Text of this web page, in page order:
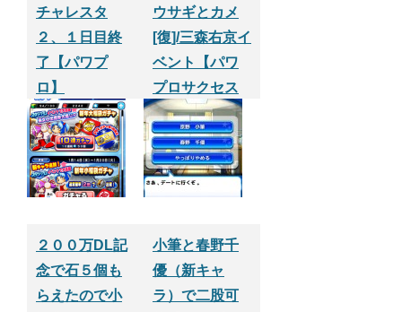
チャレスタ
２、１日目終
了【パワプ
ロ】
ウサギとカメ
[復]/三森右京イ
ベント【パワ
プロサクセス
アプリ】
２００万DL記
念で石５個も
らえたので小
小筆と春野千
優（新キャ
ラ）で二股可